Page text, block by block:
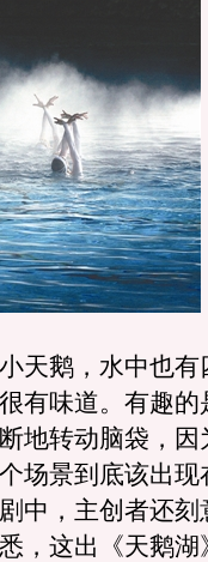
鹅，水中也有
有味道。有趣的
地转动脑袋，因
场景到底该出现
中，主创者还刻
，这出《天鹅湖